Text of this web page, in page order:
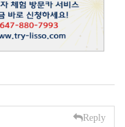
Reply